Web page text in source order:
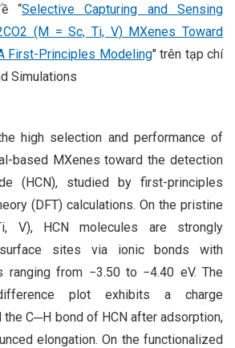
“Selective Capturing and Sensing
(M = Sc, Ti, V) MXenes Toward
First-Principles Modeling" trên tạp chí
Simulations
high selection and performance of
based MXenes toward the detection
(HCN), studied by first-principles
(DFT) calculations. On the pristine
HCN molecules are strongly
sites via ionic bonds with
ranging from −3.50 to −4.40 eV. The
plot exhibits a charge
the C─H bond of HCN after adsorption,
elongation. On the functionalized